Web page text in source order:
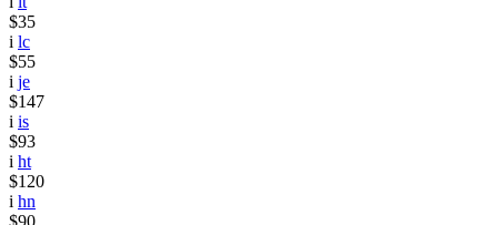
$35
i lc
$55
i je
$147
i is
$93
i ht
$120
i hn